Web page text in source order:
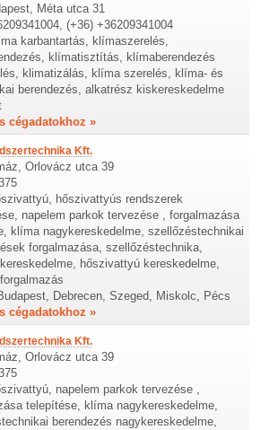
Méta utca 31
(+36) +36209341004
karbantartás, klímaszerelés,
klímatisztítás, klímaberendezés
klimatizálás, klíma szerelés, klíma- és
berendezés, alkatrész kiskereskedelme
cégadatokhoz »
Kft.
Orlovácz utca 39
hőszivattyús rendszerek
napelem parkok tervezése , forgalmazása
klíma nagykereskedelme, szellőzéstechnikai
forgalmazása, szellőzéstechnika,
hőszivattyú kereskedelme,
Debrecen, Szeged, Miskolc, Pécs
cégadatokhoz »
Kft.
Orlovácz utca 39
napelem parkok tervezése ,
telepítése, klíma nagykereskedelme,
berendezés nagykereskedelme,